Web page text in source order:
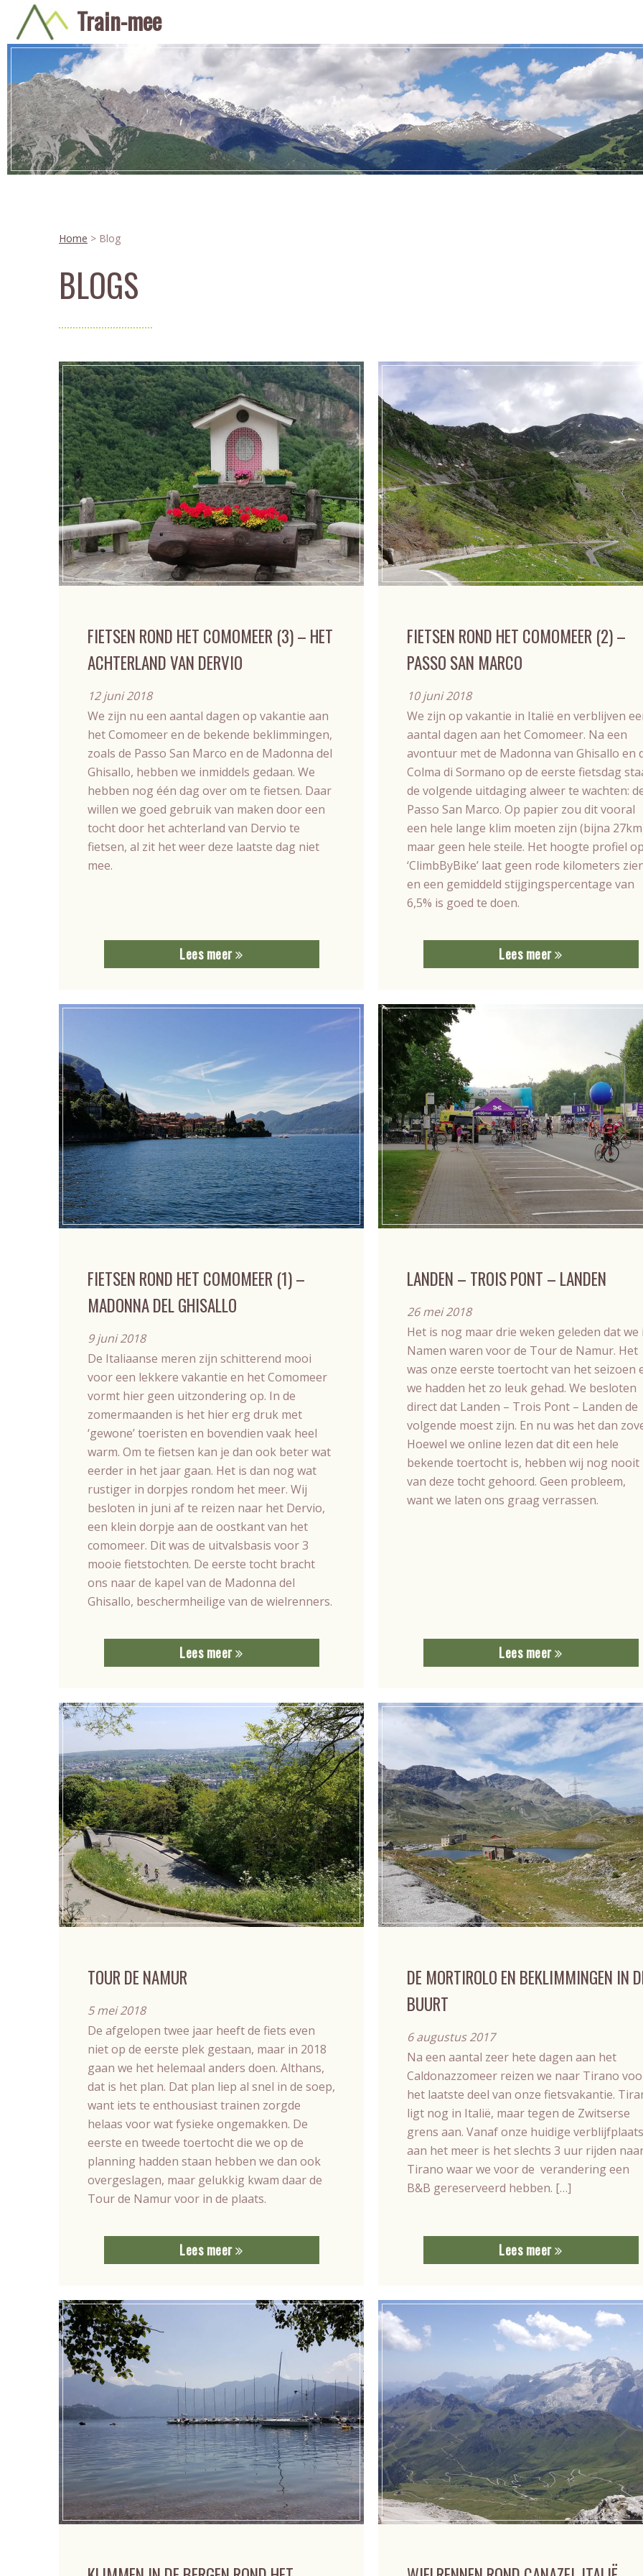
Train-mee
Home > Blog
BLOGS
FIETSEN ROND HET COMOMEER (3) – HET
ACHTERLAND VAN DERVIO
12 juni 2018
We zijn nu een aantal dagen op vakantie aan
het Comomeer en de bekende beklimmingen,
zoals de Passo San Marco en de Madonna del
Ghisallo, hebben we inmiddels gedaan. We
hebben nog één dag over om te fietsen. Daar
willen we goed gebruik van maken door een
tocht door het achterland van Dervio te
fietsen, al zit het weer deze laatste dag niet
mee.
Lees meer
FIETSEN ROND HET COMOMEER (2) –
PASSO SAN MARCO
10 juni 2018
We zijn op vakantie in Italië en verblijven
aantal dagen aan het Comomeer. Na een
avontuur met de Madonna van Ghisallo en
Colma di Sormano op de eerste fietsdag
de volgende uitdaging alweer te wachten:
Passo San Marco. Op papier zou dit vooral
een hele lange klim moeten zijn (bijna
maar geen hele steile. Het hoogte profiel op
‘ClimbByBike’ laat geen rode kilometers
en een gemiddeld stijgingspercentage van
6,5% is goed te doen.
Lees meer
FIETSEN ROND HET COMOMEER (1) –
MADONNA DEL GHISALLO
9 juni 2018
De Italiaanse meren zijn schitterend mooi
voor een lekkere vakantie en het Comomeer
vormt hier geen uitzondering op. In de
zomermaanden is het hier erg druk met
‘gewone’ toeristen en bovendien vaak heel
warm. Om te fietsen kan je dan ook beter wat
eerder in het jaar gaan. Het is dan nog wat
rustiger in dorpjes rondom het meer. Wij
besloten in juni af te reizen naar het Dervio,
een klein dorpje aan de oostkant van het
comomeer. Dit was de uitvalsbasis voor 3
mooie fietstochten. De eerste tocht bracht
ons naar de kapel van de Madonna del
Ghisallo, beschermheilige van de wielrenners.
Lees meer
LANDEN – TROIS PONT – LANDEN
26 mei 2018
Het is nog maar drie weken geleden dat we
Namen waren voor de Tour de Namur. Het
was onze eerste toertocht van het seizoen
we hadden het zo leuk gehad. We besloten
direct dat Landen – Trois Pont – Landen de
volgende moest zijn. En nu was het dan
Hoewel we online lezen dat dit een hele
bekende toertocht is, hebben wij nog nooit
van deze tocht gehoord. Geen probleem,
want we laten ons graag verrassen.
Lees meer
TOUR DE NAMUR
5 mei 2018
De afgelopen twee jaar heeft de fiets even
niet op de eerste plek gestaan, maar in 2018
gaan we het helemaal anders doen. Althans,
dat is het plan. Dat plan liep al snel in de soep,
want iets te enthousiast trainen zorgde
helaas voor wat fysieke ongemakken. De
eerste en tweede toertocht die we op de
planning hadden staan hebben we dan ook
overgeslagen, maar gelukkig kwam daar de
Tour de Namur voor in de plaats.
Lees meer
DE MORTIROLO EN BEKLIMMINGEN IN
BUURT
6 augustus 2017
Na een aantal zeer hete dagen aan het
Caldonazzomeer reizen we naar Tirano
het laatste deel van onze fietsvakantie.
ligt nog in Italië, maar tegen de Zwitserse
grens aan. Vanaf onze huidige verblijfplaats
aan het meer is het slechts 3 uur rijden
Tirano waar we voor de verandering een
B&B gereserveerd hebben. […]
Lees meer